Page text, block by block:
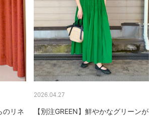
のリネ
2026.04.27
【別注GREEN】鮮やかなグリーンが